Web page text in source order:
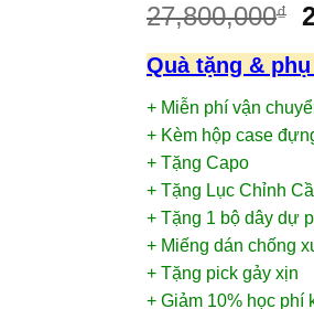
27,800,000₫
Quà tặng &
+ Miễn phí vận
+ Kèm hộp case
+ Tặng Capo
+ Tặng Lục Chỉnh
+ Tặng 1 bộ dây dự
+ Miếng dán chống
+ Tặng pick gảy xịn
+ Giảm 10% học phí